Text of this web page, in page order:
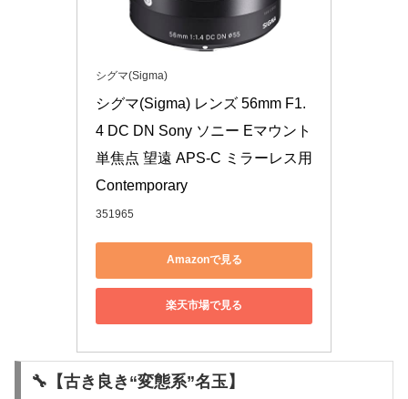
シグマ(Sigma)
シグマ(Sigma) レンズ 56mm F1.
4 DC DN Sony ソニー Eマウント
単焦点 望遠 APS-C ミラーレス用
Contemporary
351965
Amazonで見る
楽天市場で見る
🔧【古き良き“変態系”名玉】